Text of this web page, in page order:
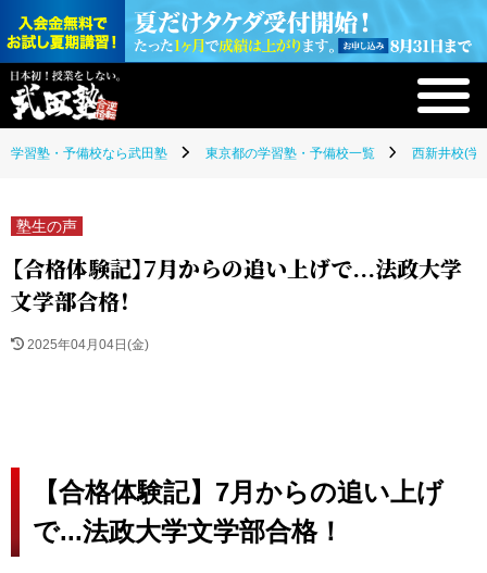
学習塾・予備校なら武田塾 東京都の学習塾・予備校一覧 西新井校(学
塾生の声
【合格体験記】7月からの追い上げで...法政大学
文学部合格！
2025年04月04日(金)
【合格体験記】7月からの追い上げ
で...法政大学文学部合格！